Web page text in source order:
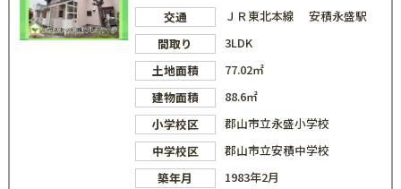
交通
ＪＲ東北本線 安積永盛駅
間取り
3LDK
土地面積
77.02㎡
建物面積
88.6㎡
小学校区
郡山市立永盛小学校
中学校区
郡山市立安積中学校
築年月
1983年2月